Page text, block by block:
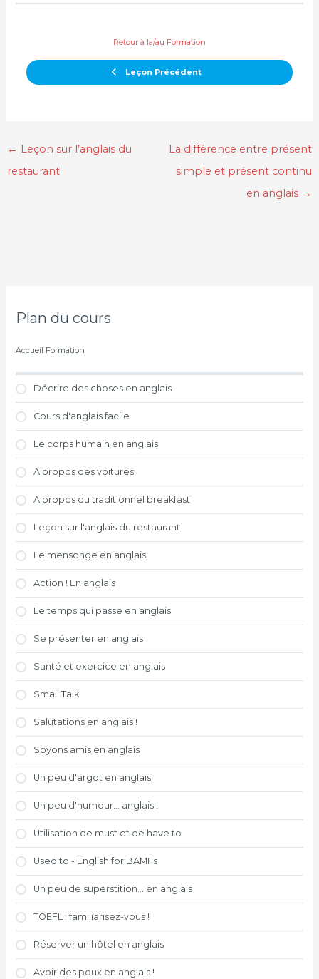
Leçon Précédent
Retour à la/au Formation
← Leçon sur l’anglais du
restaurant
La différence entre présent
simple et présent continu
en anglais →
Plan du cours
Accueil Formation
Décrire des choses en anglais
Cours d'anglais facile
Le corps humain en anglais
A propos des voitures
A propos du traditionnel breakfast
Leçon sur l'anglais du restaurant
Le mensonge en anglais
Action ! En anglais
Le temps qui passe en anglais
Se présenter en anglais
Santé et exercice en anglais
Small Talk
Salutations en anglais !
Soyons amis en anglais
Un peu d'argot en anglais
Un peu d'humour... anglais !
Utilisation de must et de have to
Used to - English for BAMFs
Un peu de superstition... en anglais
TOEFL : familiarisez-vous !
Réserver un hôtel en anglais
Avoir des poux en anglais !